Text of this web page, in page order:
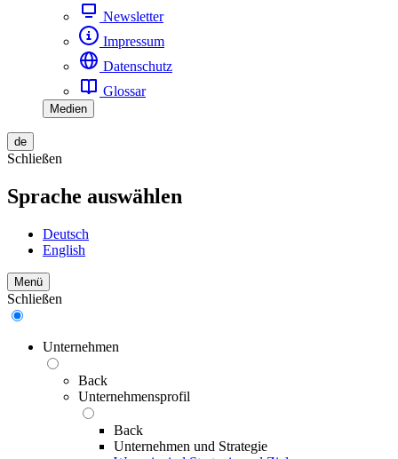
Newsletter
Impressum
Datenschutz
Glossar
Medien
de
Schließen
Sprache auswählen
Deutsch
English
Menü
Schließen
Unternehmen
Back
Unternehmensprofil
Back
Unternehmen und Strategie